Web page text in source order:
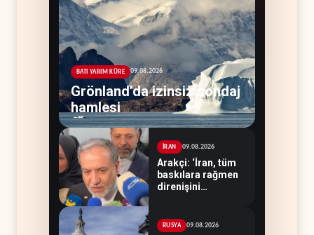
BATI YARIM KÜRE 09.08.2026
Grönland’da izinsiz sondaj
hamlesi
İRAN 09.08.2026
Arakçi: ‘İran, tüm
baskılara rağmen
direnişini
RUSYA 09.08.2026